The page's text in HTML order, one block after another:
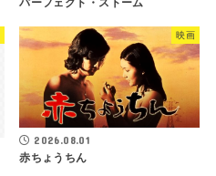
パーフェクト・ストーム
映画
2026.08.01
赤ちょうちん